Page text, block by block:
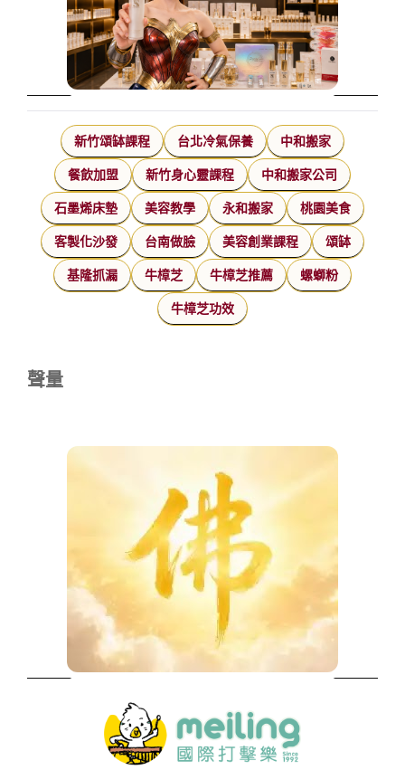
新竹頌缽課程 台北冷氣保養 中和搬家
餐飲加盟 新竹身心靈課程 中和搬家公司
石墨烯床墊 美容教學 永和搬家 桃園美食
客製化沙發 台南做臉 美容創業課程 頌缽
基隆抓漏 牛樟芝 牛樟芝推薦 螺螄粉
牛樟芝功效
聲量